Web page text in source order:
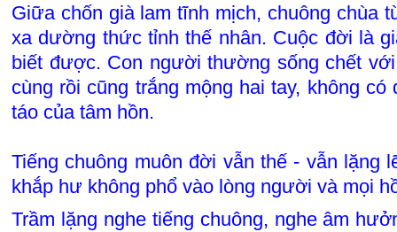
Giữa chốn già lam tĩnh mịch, chuông chùa
xa dường thức tỉnh thế nhân. Cuộc đời là
biết được. Con người thường sống chết
cùng rồi cũng trắng mộng hai tay, không
táo của tâm hồn.
Tiếng chuông muôn đời vẫn thế - vẫn lặng
khắp hư không phổ vào lòng người và mọi
Trầm lặng nghe tiếng chuông, nghe âm